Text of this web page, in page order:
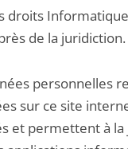
droits
de la juridiction.
personnelles
sur ce site
et permettent à